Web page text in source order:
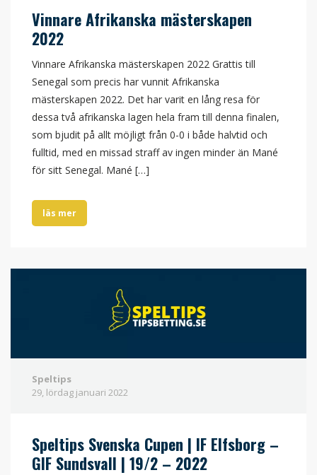
Vinnare Afrikanska mästerskapen
2022
Vinnare Afrikanska mästerskapen 2022 Grattis till
Senegal som precis har vunnit Afrikanska
mästerskapen 2022. Det har varit en lång resa för
dessa två afrikanska lagen hela fram till denna finalen,
som bjudit på allt möjligt från 0-0 i både halvtid och
fulltid, med en missad straff av ingen minder än Mané
för sitt Senegal. Mané […]
läs mer
Speltips
29, lördag januari 2022
Speltips Svenska Cupen | IF Elfsborg –
GIF Sundsvall | 19/2 – 2022